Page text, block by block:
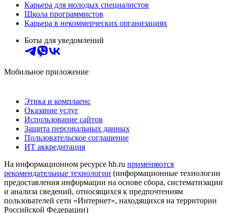
Карьера для молодых специалистов
Школа программистов
Карьера в некоммерческих организациях
Боты для уведомлений
Мобильное приложение
Этика и комплаенс
Оказание услуг
Использование сайтов
Защита персональных данных
Пользовательское соглашение
ИТ аккредитация
На информационном ресурсе hh.ru применяются
рекомендательные технологии (информационные технологии
предоставления информации на основе сбора, систематизации
и анализа сведений, относящихся к предпочтениям
пользователей сети «Интернет», находящихся на территории
Российской Федерации)